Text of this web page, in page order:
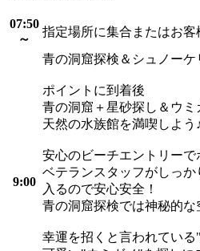
07:50
～
指定場所に集合またはお客
9:00
青の洞窟探検＆シュノー
ポイントに到着後
青の洞窟＋星砂探し＆ウミ
天然の水族館を満喫しよう
安心のビーチエントリーで
ベテランスタッフがしっ
入るので安心安全！
青の洞窟探検では神秘的な
幸運を招くと言われている